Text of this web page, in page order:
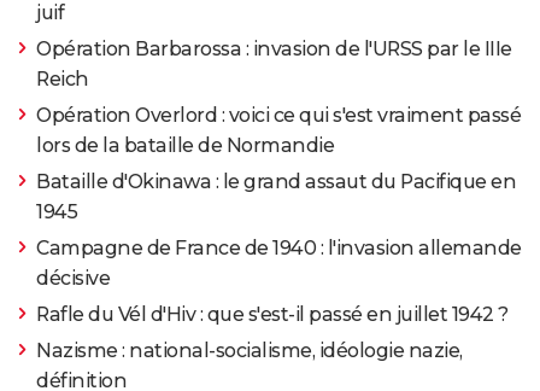
juif
Opération Barbarossa : invasion de l'URSS par le IIIe
Reich
Opération Overlord : voici ce qui s'est vraiment passé
lors de la bataille de Normandie
Bataille d'Okinawa : le grand assaut du Pacifique en
1945
Campagne de France de 1940 : l'invasion allemande
décisive
Rafle du Vél d'Hiv : que s'est-il passé en juillet 1942 ?
Nazisme : national-socialisme, idéologie nazie,
définition